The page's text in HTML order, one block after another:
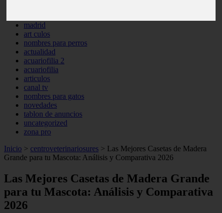
madrid
art culos
nombres para perros
actualidad
acuariofilia 2
acuariofilia
articulos
canal tv
nombres para gatos
novedades
tablon de anuncios
uncategorized
zona pro
Inicio > centroveterinariosures > Las Mejores Casetas de Madera
Grande para tu Mascota: Análisis y Comparativa 2026
Las Mejores Casetas de Madera Grande
para tu Mascota: Análisis y Comparativa
2026